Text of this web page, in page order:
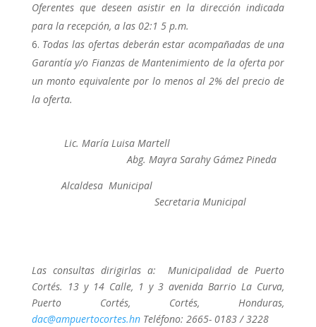
Oferentes que deseen asistir en la dirección indicada
para la recepción, a las 02:1 5 p.m.
Todas las ofertas deberán estar acompañadas de una
Garantía y/o Fianzas de Mantenimiento de la oferta por
un monto equivalente por lo menos al 2% del precio de
la oferta.
Lic. María Luisa Martell
Abg. Mayra Sarahy Gámez Pineda
Alcaldesa Municipal
Secretaria Municipal
Las consultas dirigirlas a: Municipalidad de Puerto
Cortés. 13 y 14 Calle, 1 y 3 avenida Barrio La Curva,
Puerto Cortés, Cortés, Honduras,
dac@ampuertocortes.hnTeléfono: 2665- 0183 / 3228